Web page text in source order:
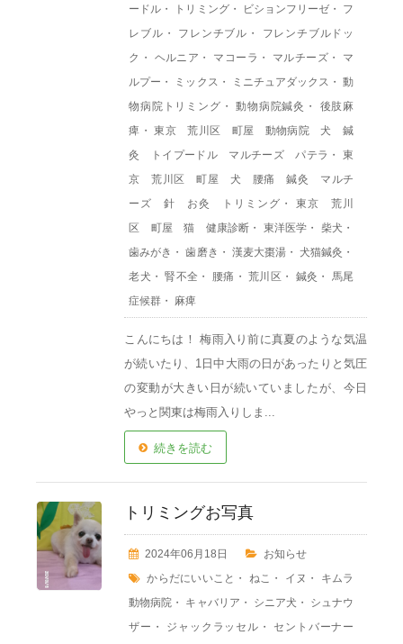
ードル ・ トリミング・ ビションフリーゼ ・ フ
レブル ・ フレンチブル ・
フレンチブルドッ
ク ・ ヘルニア ・ マコーラ ・ マルチーズ ・ マ
ルプー ・ ミックス ・ ミニチュアダックス ・動
物病院トリミング ・動物病院鍼灸 ・ 後肢麻
痺 ・東京 荒川区 町屋 動物病院 犬 鍼
灸 トイプードル マルチーズ パテラ ・東
京 荒川区 町屋 犬 腰痛 鍼灸 マルチ
ーズ 針 お灸 トリミング ・東京 荒川
区 町屋 猫 健康診断 ・ 東洋医学 ・ 柴犬 ・
歯みがき ・歯磨き ・ 漢麦大棗湯・ 犬猫鍼灸 ・
老犬 ・腎不全 ・ 腰痛 ・荒川区 ・ 鍼灸 ・ 馬尾
症候群 ・ 麻痺
こんにちは！ 梅雨入り前に真夏のような気温
が続いたり、1日中大雨の日があったりと気圧
の変動が大きい日が続いていましたが、今日
やっと関東は梅雨入りしま...
続きを読む
トリミングお写真
2024年06月18日
お知らせ
からだにいいこと ・ ねこ ・ イヌ ・ キムラ
動物病院 ・ キャバリア ・ シニア犬 ・ シュナウ
ザー ・ ジャックラッセル ・ セントバーナー